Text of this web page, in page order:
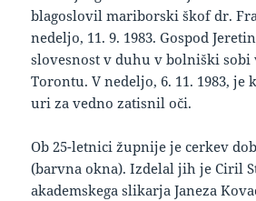
blagoslovil mariborski škof dr.
nedeljo, 11. 9. 1983. Gospod
slovesnost v duhu v bolniški
Torontu. V nedeljo, 6. 11. 1983, je
uri za vedno zatisnil oči.
Ob 25-letnici župnije je cerkev
(barvna okna). Izdelal jih je Ciril
akademskega slikarja Janeza